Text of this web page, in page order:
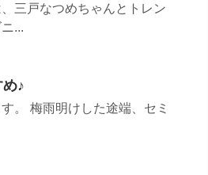
三戸なつめちゃんとトレン
...
♪
。 梅雨明けした途端、セミ